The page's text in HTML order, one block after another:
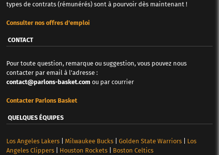
types de contrats (rémunérés) sont à pourvoir dès maintenant !
Consulter nos offres d'emploi
CONTACT
Pour toute question, remarque ou suggestion, vous pouvez nous
contacter par email à l'adresse :
contact@parlons-basket.com ou par courrier
Contacter Parlons Basket
QUELQUES ÉQUIPES
Los Angeles Lakers| Milwaukee Bucks| Golden State Warriors| Los
Angeles Clippers| Houston Rockets| Boston Celtics